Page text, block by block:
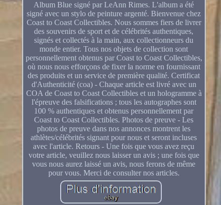
Album Blue signé par LeAnn Rimes. L'album a été
signé avec un stylo de peinture argenté. Bienvenue chez
Coast to Coast Collectibles. Nous sommes fiers de livrer
des souvenirs de sport et de célébrités authentiques,
signés et collectés à la main, aux collectionneurs du
monde entier. Tous nos objets de collection sont
personnellement obtenus par Coast to Coast Collectibles,
où nous nous efforçons de fixer la norme en fournissant
des produits et un service de première qualité. Certificat
d'Authenticité (coa) - Chaque article est livré avec un
COA de Coast to Coast Collectibles et un hologramme à
l'épreuve des falsifications ; tous les autographes sont
100 % authentiques et obtenus personnellement par
Coast to Coast Collectibles. Photos de preuve - Les
photos de preuve dans nos annonces montrent les
athlètes/célébrités signant pour nous et seront incluses
avec l'article. Retours - Une fois que vous avez reçu
votre article, veuillez nous laisser un avis ; une fois que
vous nous aurez laissé un avis, nous ferons de même
pour vous. Merci de consulter nos articles.